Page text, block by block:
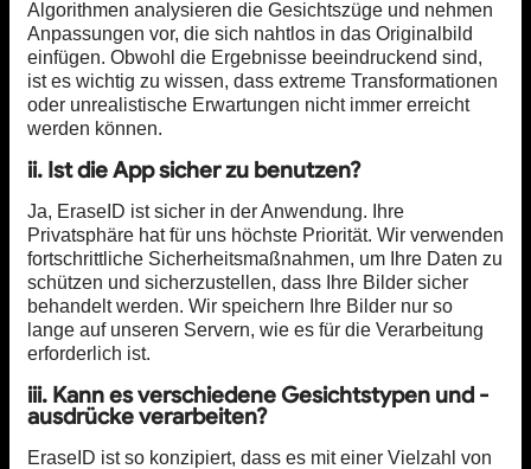
Algorithmen analysieren die Gesichtszüge und nehmen
Anpassungen vor, die sich nahtlos in das Originalbild
einfügen. Obwohl die Ergebnisse beeindruckend sind,
ist es wichtig zu wissen, dass extreme Transformationen
oder unrealistische Erwartungen nicht immer erreicht
werden können.
ii. Ist die App sicher zu benutzen?
Ja, EraseID ist sicher in der Anwendung. Ihre
Privatsphäre hat für uns höchste Priorität. Wir verwenden
fortschrittliche Sicherheitsmaßnahmen, um Ihre Daten zu
schützen und sicherzustellen, dass Ihre Bilder sicher
behandelt werden. Wir speichern Ihre Bilder nur so
lange auf unseren Servern, wie es für die Verarbeitung
erforderlich ist.
iii. Kann es verschiedene Gesichtstypen und -
ausdrücke verarbeiten?
EraseID ist so konzipiert, dass es mit einer Vielzahl von